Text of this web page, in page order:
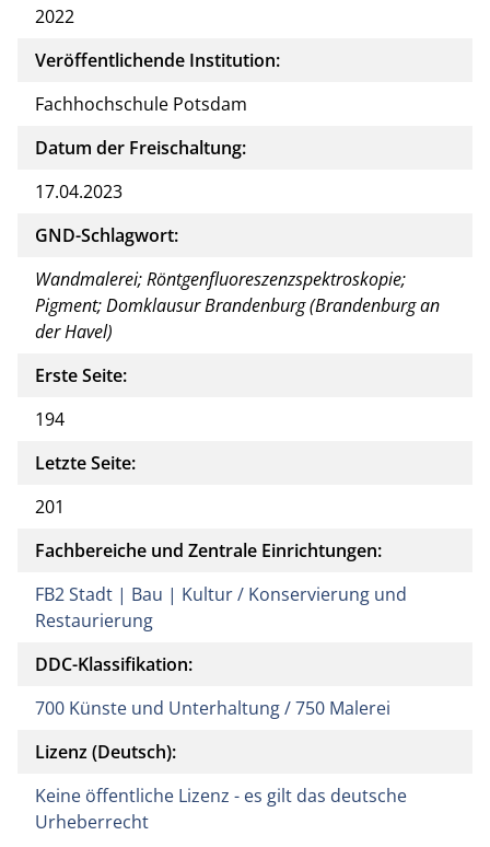
2022
Veröffentlichende Institution:
Fachhochschule Potsdam
Datum der Freischaltung:
17.04.2023
GND-Schlagwort:
Wandmalerei; Röntgenfluoreszenzspektroskopie;
Pigment; Domklausur Brandenburg (Brandenburg an
der Havel)
Erste Seite:
194
Letzte Seite:
201
Fachbereiche und Zentrale Einrichtungen:
FB2 Stadt | Bau | Kultur / Konservierung und
Restaurierung
DDC-Klassifikation:
700 Künste und Unterhaltung / 750 Malerei
Lizenz (Deutsch):
Keine öffentliche Lizenz - es gilt das deutsche
Urheberrecht